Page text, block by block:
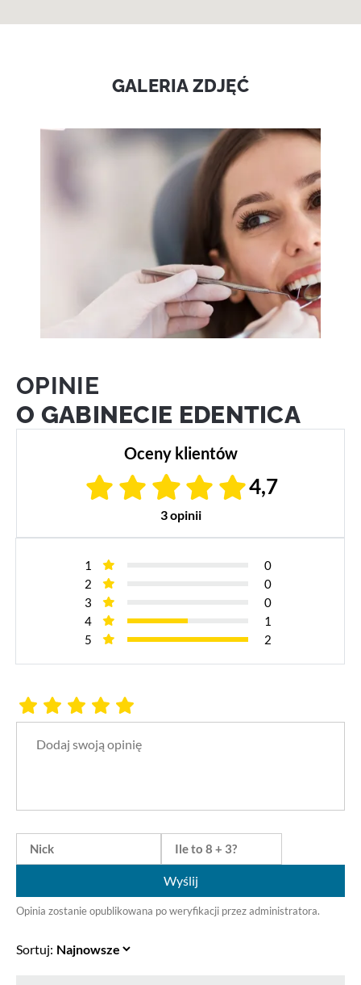
GALERIA ZDJĘĆ
OPINIE
O GABINECIE EDENTICA
Oceny klientów
4,7
3 opinii
1
0
2
0
3
0
4
1
5
2
Wyślij
Opinia zostanie opublikowana po weryfikacji przez administratora.
Sortuj: